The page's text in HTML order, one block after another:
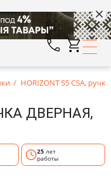
HORIZONT S5 CSA,
ДВЕРНАЯ,
25 лет
работы